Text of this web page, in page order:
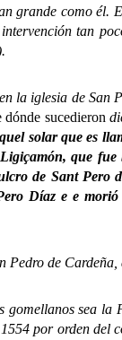
como él.
tan
de San
dónde sucedieron
solar que es
que
de Sant Pero
Díaz e e
de Cardeña,
sea la
por orden